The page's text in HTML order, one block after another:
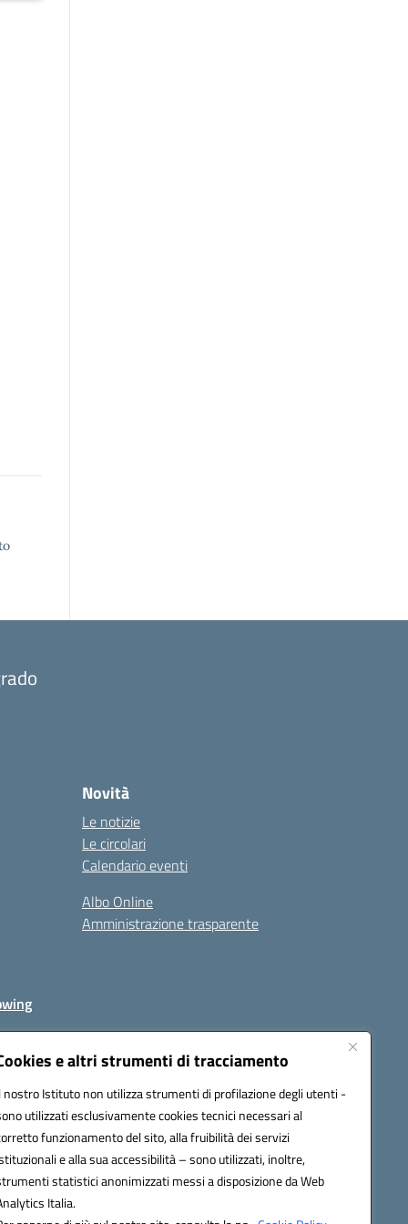
e altri strumenti di tracciamento
nostro Istituto non utilizza strumenti di profilazione degli utenti -
utilizzati esclusivamente cookies tecnici necessari al
funzionamento del sito, alla fruibilità dei servizi
e alla sua accessibilità – sono utilizzati, inoltre,
statistici anonimizzati messi a disposizione da Web
Italia.
Novità
Le notizie
Le circolari
Calendario eventi
Albo Online
Amministrazione trasparente